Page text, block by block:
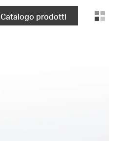
Catalogo prodotti